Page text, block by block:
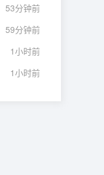
53分钟前
59分钟前
1小时前
1小时前